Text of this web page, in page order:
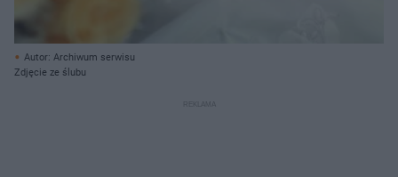
Autor: Archiwum serwisu
Zdjęcie ze ślubu